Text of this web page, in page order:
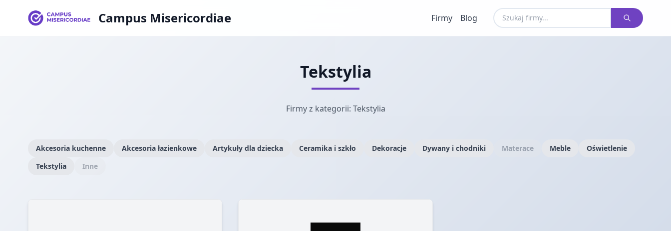
Campus Misericordiae Firmy Blog
Tekstylia
Firmy z kategorii: Tekstylia
Akcesoria kuchenne Akcesoria łazienkowe Artykuły dla dziecka Ceramika i szkło Dekoracje Dywany i chodniki Materace Meble
Oświetlenie
Tekstylia
Inne